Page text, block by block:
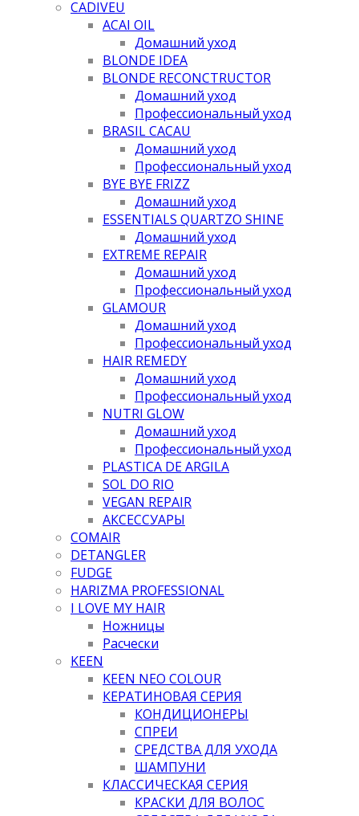
CADIVEU
ACAI OIL
Домашний уход
BLONDE IDEA
BLONDE RECONCTRUCTOR
Домашний уход
Профессиональный уход
BRASIL CACAU
Домашний уход
Профессиональный уход
BYE BYE FRIZZ
Домашний уход
ESSENTIALS QUARTZO SHINE
Домашний уход
EXTREME REPAIR
Домашний уход
Профессиональный уход
GLAMOUR
Домашний уход
Профессиональный уход
HAIR REMEDY
Домашний уход
Профессиональный уход
NUTRI GLOW
Домашний уход
Профессиональный уход
PLASTICA DE ARGILA
SOL DO RIO
VEGAN REPAIR
АКСЕССУАРЫ
COMAIR
DETANGLER
FUDGE
HARIZMA PROFESSIONAL
I LOVE MY HAIR
Ножницы
Расчески
KEEN
KEEN NEO COLOUR
КЕРАТИНОВАЯ СЕРИЯ
КОНДИЦИОНЕРЫ
СПРЕИ
СРЕДСТВА ДЛЯ УХОДА
ШАМПУНИ
КЛАССИЧЕСКАЯ СЕРИЯ
КРАСКИ ДЛЯ ВОЛОС